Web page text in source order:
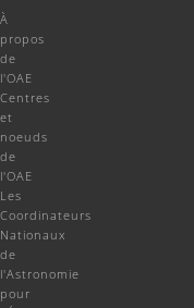
À
propos
de
l'OAE
Centres
et
noeuds
de
l'OAE
Les
Coordinateurs
Nationaux
de
l'Astronomie
pour